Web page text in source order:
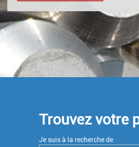
Trouvez votre
Je suis à la recherche de